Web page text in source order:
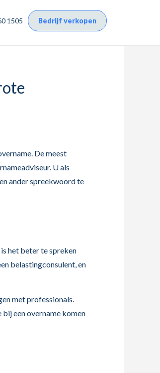
1505 Bedrijf verkopen
De meest
U als
ander spreekwoord te
het beter te spreken
belastingconsulent, en
met professionals.
een overname komen